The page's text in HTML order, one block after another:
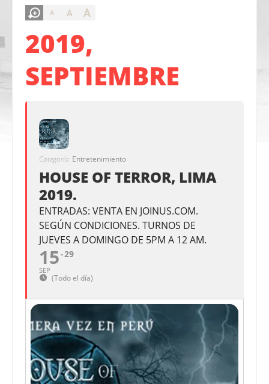
A A A
2019,
SEPTIEMBRE
Categoría Entretenimiento
HOUSE OF TERROR, LIMA
2019.
ENTRADAS: VENTA EN JOINUS.COM.
SEGÚN CONDICIONES. TURNOS DE
JUEVES A DOMINGO DE 5PM A 12 AM.
15
SEP
29
(Todo el día)